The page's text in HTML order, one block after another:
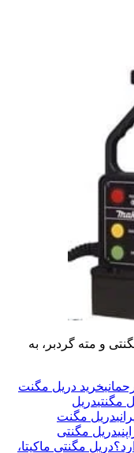
و مته گردبر، به
خرید دریل مگنت
مگنتیدریل
دریل مگنت
دریل مگنتی
دریل مگنتی ماکیتا،